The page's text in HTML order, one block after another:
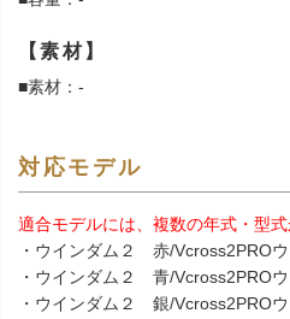
【素材】
■素材：-
対応モデル
適合モデルには、複数の年式・型式
・ウインダム２ 赤/Vcross2PRO
・ウインダム２ 青/Vcross2PRO
・ウインダム２ 銀/Vcross2PRO